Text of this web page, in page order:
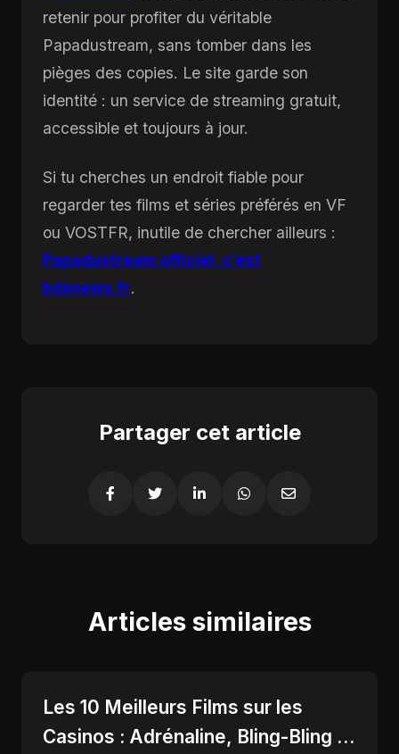
retenir pour profiter du véritable
Papadustream, sans tomber dans les
pièges des copies. Le site garde son
identité : un service de streaming gratuit,
accessible et toujours à jour.
Si tu cherches un endroit fiable pour
regarder tes films et séries préférés en VF
ou VOSTFR, inutile de chercher ailleurs :
Papadustream officiel, c’est
bdsnews.fr.
Partager cet article
Articles similaires
Les 10 Meilleurs Films sur les
Casinos : Adrénaline, Bling-Bling et